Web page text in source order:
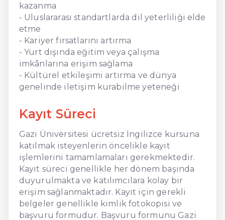
kazanma
- Uluslararası standartlarda dil yeterliliği elde
etme
- Kariyer fırsatlarını artırma
- Yurt dışında eğitim veya çalışma
imkânlarına erişim sağlama
- Kültürel etkileşimi artırma ve dünya
genelinde iletişim kurabilme yeteneği
Kayıt Süreci
Gazi Üniversitesi ücretsiz İngilizce kursuna
katılmak isteyenlerin öncelikle kayıt
işlemlerini tamamlamaları gerekmektedir.
Kayıt süreci genellikle her dönem başında
duyurulmakta ve katılımcılara kolay bir
erişim sağlanmaktadır. Kayıt için gerekli
belgeler genellikle kimlik fotokopisi ve
başvuru formudur. Başvuru formunu Gazi